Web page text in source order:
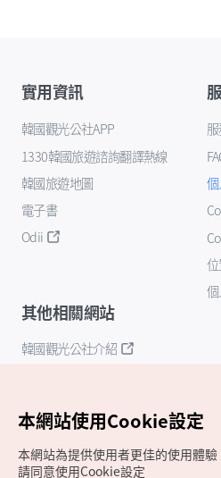
實用資訊
韓國觀光公社APP
1330韓國旅遊諮詢翻譯熱線
韓國旅遊地圖
電子書
Odii
其他相關網站
韓國觀光公社介紹
本網站使用Cookie設定
本網站為提供使用者更佳的使用體
請同意使用Cookie設定